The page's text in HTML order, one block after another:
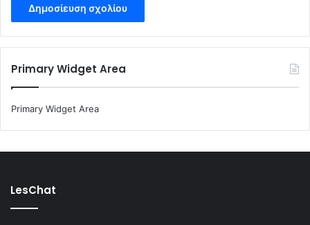
Primary Widget Area
Primary Widget Area
LesChat